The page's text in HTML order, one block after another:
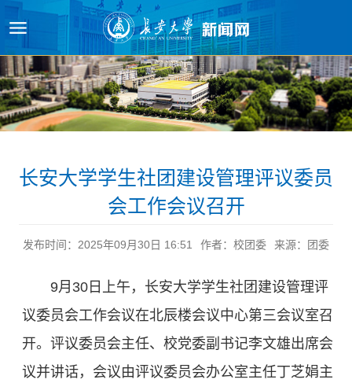
长安大学学生社团建设管理评议委员
会工作会议召开
发布时间：2025年09月30日 16:51 作者：校团委 来源：团委
9月30日上午，长安大学学生社团建设管理评
议委员会工作会议在北辰楼会议中心第三会议室召
开。评议委员会主任、校党委副书记李文雄出席会
议并讲话，会议由评议委员会办公室主任丁芝娟主
原图